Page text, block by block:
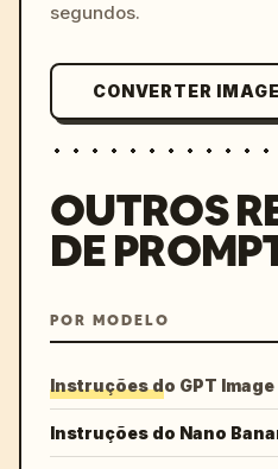
segundos.
CONVERTER
OUTROS
DE
POR MODELO
Instruções do GPT Image
Instruções do Nano